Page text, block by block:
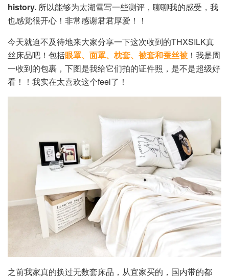
history. 所以能够为太湖雪写一些测评，聊聊我的感受，我
也感觉很开心！非常感谢君君厚爱！！
今天就迫不及待地来大家分享一下这次收到的THXSILK真
丝床品吧！包括眼罩、面罩、枕套、被套和蚕丝被 ！我是周
一收到的包裹，下图是我给它们拍的证件照，是不是超级好
看！！我实在太喜欢这个feel了！
之前我家真的换过无数套床品，从宜家买的，国内带的都